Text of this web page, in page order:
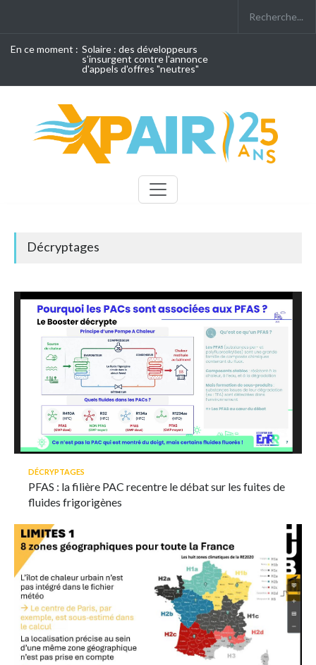
En ce moment : Solaire : des développeurs
s'insurgent contre l'annonce
d'appels d'offres "neutres"
Décryptages
DÉCRYPTAGES
PFAS : la filière PAC recentre le débat sur les fuites de
fluides frigorigènes